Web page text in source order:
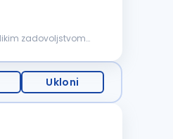
zadovoljstvom
Ukloni